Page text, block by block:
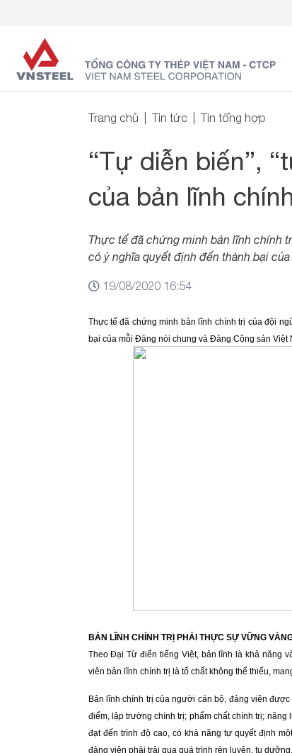
Trang chủ Tin tức Tin tổng hợp
“Tự diễn biến”,
của bản lĩnh
Thực tế đã chứng minh bản lĩnh chính
có ý nghĩa quyết định đến thành bại
19/08/2020 16:54
Thực tế đã chứng minh bản lĩnh chính trị của đội
bại của mỗi Đảng nói chung và Đảng Cộng sản Việt
BẢN LĨNH CHÍNH TRỊ PHẢI THỰC SỰ VỮNG
Theo Đại Từ điển tiếng Việt, bản lĩnh là khả năng
viên bản lĩnh chính trị là tố chất không thể thiếu,
Bản lĩnh chính trị của người cán bộ, đảng viên
điểm, lập trường chính trị; phẩm chất chính trị;
đạt đến trình độ cao, có khả năng tự quyết định
đảng viên phải trải qua quá trình rèn luyện, tu